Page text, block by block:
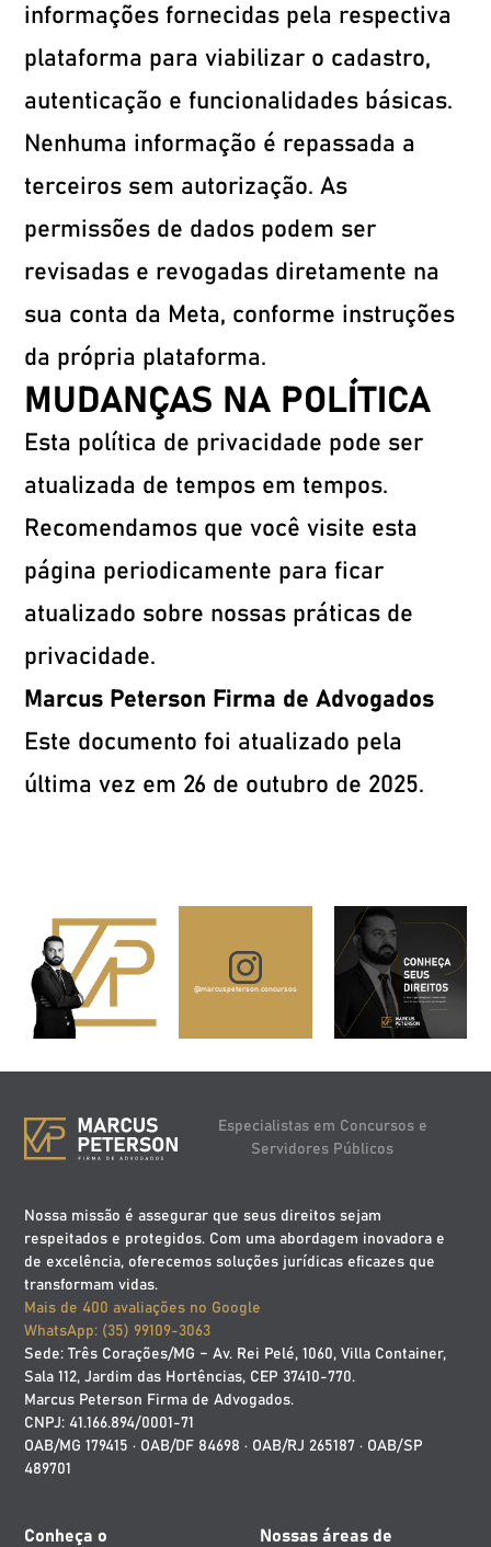
informações fornecidas pela respectiva
plataforma para viabilizar o cadastro,
autenticação e funcionalidades básicas.
Nenhuma informação é repassada a
terceiros sem autorização. As
permissões de dados podem ser
revisadas e revogadas diretamente na
sua conta da Meta, conforme instruções
da própria plataforma.
MUDANÇAS NA POLÍTICA
Esta política de privacidade pode ser
atualizada de tempos em tempos.
Recomendamos que você visite esta
página periodicamente para ficar
atualizado sobre nossas práticas de
privacidade.
Marcus Peterson Firma de Advogados
Este documento foi atualizado pela
última vez em 26 de outubro de 2025.
@marcuspeterson.concursos
Especialistas em Concursos e
Servidores Públicos
Nossa missão é assegurar que seus direitos sejam
respeitados e protegidos. Com uma abordagem inovadora e
de excelência, oferecemos soluções jurídicas eficazes que
transformam vidas.
Mais de 400 avaliações no Google
WhatsApp: (35) 99109-3063
Sede: Três Corações/MG – Av. Rei Pelé, 1060, Villa Container,
Sala 112, Jardim das Hortências, CEP 37410-770.
Marcus Peterson Firma de Advogados.
CNPJ: 41.166.894/0001-71
OAB/MG 179415 · OAB/DF 84698 · OAB/RJ 265187 · OAB/SP
489701
Conheça o
Nossas áreas de